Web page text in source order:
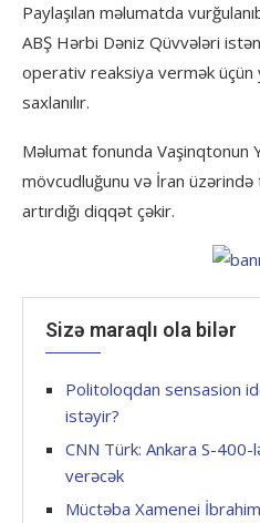
Paylaşılan məlumatda
ABŞ Hərbi Dəniz Qüvvələri
operativ reaksiya vermək üçün
saxlanılır.
Məlumat fonunda Vaşinqtonun
mövcudluğunu və İran
artırdığı diqqət çəkir.
Sizə maraqlı ola bilər
Politoloqdan sensasion
istəyir?
CNN Türk: Ankara S-
verəcək
Müctəba Xamenei İbrahim